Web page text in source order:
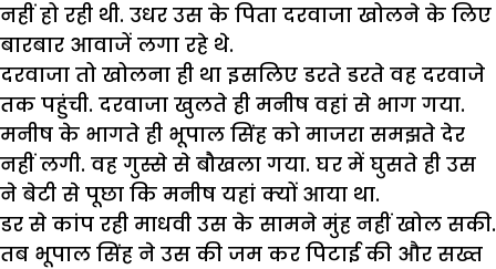
नहीं हो रही थी. उधर उस के पिता दरवाजा खोलने के लिए
बारबार आवाजें लगा रहे थे.
दरवाजा तो खोलना ही था इसलिए डरते डरते वह दरवाजे
तक पहुंची. दरवाजा खुलते ही मनीष वहां से भाग गया.
मनीष के भागते ही भूपाल सिंह को माजरा समझते देर
नहीं लगी. वह गुस्से से बौखला गया. घर में घुसते ही उस
ने बेटी से पूछा कि मनीष यहां क्यों आया था.
डर से कांप रही माधवी उस के सामने मुंह नहीं खोल सकी.
तब भूपाल सिंह ने उस की जम कर पिटाई की और सख्त